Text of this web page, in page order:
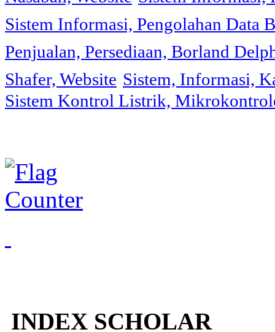
Sistem Informasi, Pengolahan Data
Penjualan, Persediaan, Borland
Shafer, Website Sistem, Informasi,
Sistem Kontrol Listrik,
INDEX SCHOLAR